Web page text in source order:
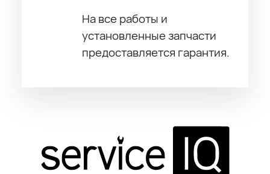
На все работы и
установленные запчасти
предоставляется гарантия.